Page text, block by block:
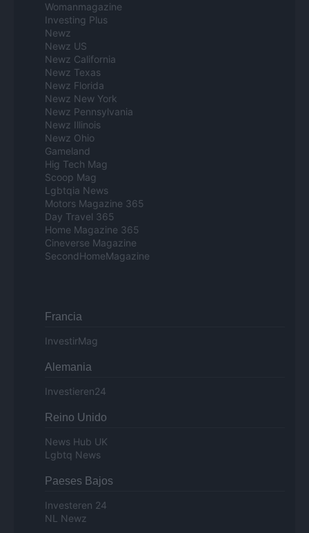
Womanmagazine
Investing Plus
Newz
Newz US
Newz California
Newz Texas
Newz Florida
Newz New York
Newz Pennsylvania
Newz Illinois
Newz Ohio
Gameland
Hig Tech Mag
Scoop Mag
Lgbtqia News
Motors Magazine 365
Day Travel 365
Home Magazine 365
Cineverse Magazine
SecondHomeMagazine
Francia
InvestirMag
Alemania
Investieren24
Reino Unido
News Hub UK
Lgbtq News
Paeses Bajos
Investeren 24
NL Newz